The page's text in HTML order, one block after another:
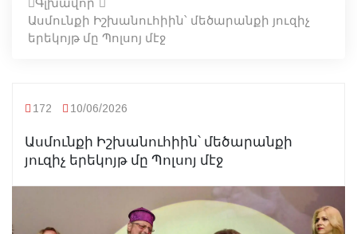
Ասմունքի Իշխանուհիին՝ մեծարանքի յուզիչ
երեկոյթ մը Պոլսոյ մէջ
172 10/06/2026
Ասմունքի Իշխանուհիին՝ մեծարանքի
յուզիչ երեկոյթ մը Պոլսոյ մէջ